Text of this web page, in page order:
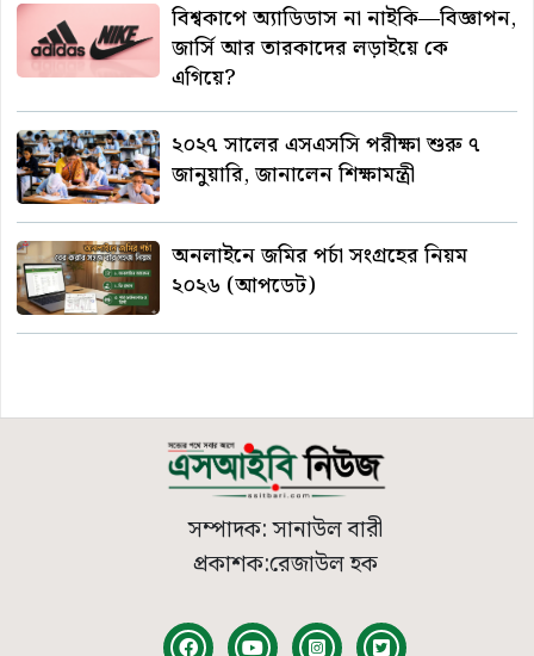
বিশ্বকাপে অ্যাডিডাস না নাইকি—বিজ্ঞাপন,
জার্সি আর তারকাদের লড়াইয়ে কে
এগিয়ে?
২০২৭ সালের এসএসসি পরীক্ষা শুরু ৭
জানুয়ারি, জানালেন শিক্ষামন্ত্রী
অনলাইনে জমির পর্চা সংগ্রহের নিয়ম
২০২৬ (আপডেট)
সম্পাদক: সানাউল বারী
প্রকাশক:রেজাউল হক